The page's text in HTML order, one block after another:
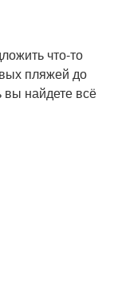
что-то
пляжей до
вы найдете всё